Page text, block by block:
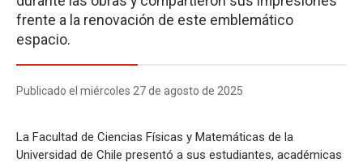
frente a la renovación de este emblemático
espacio.
Publicado el miércoles 27 de agosto de 2025
La Facultad de Ciencias Físicas y Matemáticas de la
Universidad de Chile presentó a sus estudiantes, académicas